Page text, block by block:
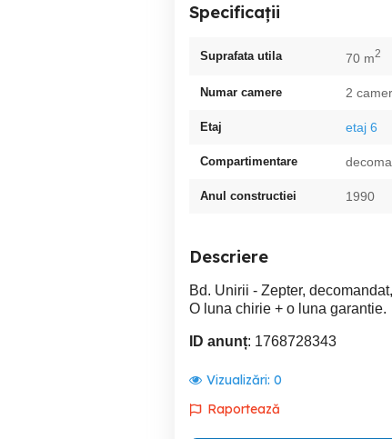
Specificații
Suprafata utila 70 m2
Numar camere 2
Etaj etaj 6
Compartimentare
Anul constructiei 1990
Descriere
Bd. Unirii - Zepter,
O luna chirie + o luna garantie.
ID anunț: 1768728343
Vizualizări: 0
Raportează